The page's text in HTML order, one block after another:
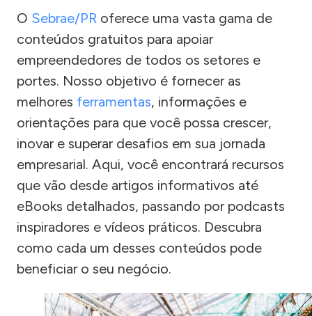
O Sebrae/PR oferece uma vasta gama de
conteúdos gratuitos para apoiar
empreendedores de todos os setores e
portes. Nosso objetivo é fornecer as
melhores ferramentas, informações e
orientações para que você possa crescer,
inovar e superar desafios em sua jornada
empresarial. Aqui, você encontrará recursos
que vão desde artigos informativos até
eBooks detalhados, passando por podcasts
inspiradores e vídeos práticos. Descubra
como cada um desses conteúdos pode
beneficiar o seu negócio.